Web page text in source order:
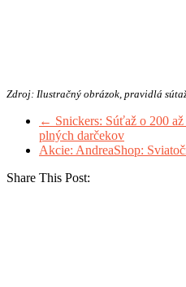
Zdroj: Ilustračný obrázok, pravidlá
← Snickers: Súťaž o 200
plných darčekov
Akcie: AndreaShop:
Share This Post: